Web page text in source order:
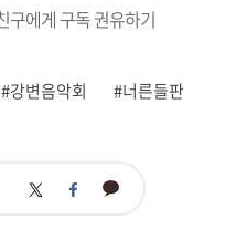
#강변음악회
#너른들판
트 페 카